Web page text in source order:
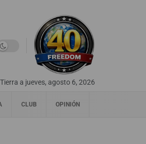
a jueves, agosto 6, 2026
CLUB OPINIÓN